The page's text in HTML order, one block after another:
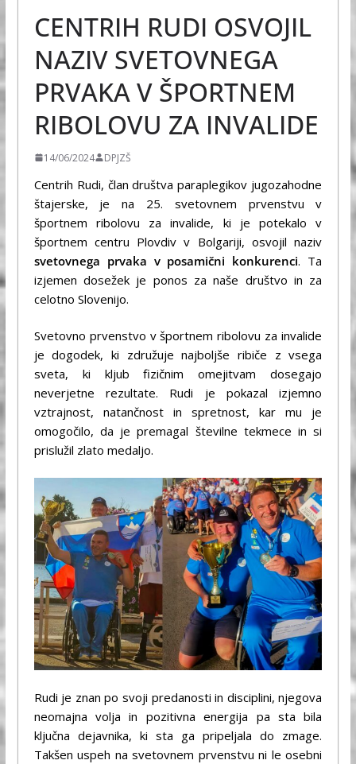
CENTRIH RUDI OSVOJIL
NAZIV SVETOVNEGA
PRVAKA V ŠPORTNEM
RIBOLOVU ZA INVALIDE
14/06/2024 DPJZŠ
Centrih Rudi, član društva paraplegikov jugozahodne
štajerske, je na 25. svetovnem prvenstvu v
športnem ribolovu za invalide, ki je potekalo v
športnem centru Plovdiv v Bolgariji, osvojil naziv
svetovnega prvaka v posamični konkurenci. Ta
izjemen dosežek je ponos za naše društvo in za
celotno Slovenijo.
Svetovno prvenstvo v športnem ribolovu za invalide
je dogodek, ki združuje najboljše ribiče z vsega
sveta, ki kljub fizičnim omejitvam dosegajo
neverjetne rezultate. Rudi je pokazal izjemno
vztrajnost, natančnost in spretnost, kar mu je
omogočilo, da je premagal številne tekmece in si
prislužil zlato medaljo.
Rudi je znan po svoji predanosti in disciplini, njegova
neomajna volja in pozitivna energija pa sta bila
ključna dejavnika, ki sta ga pripeljala do zmage.
Takšen uspeh na svetovnem prvenstvu ni le osebni